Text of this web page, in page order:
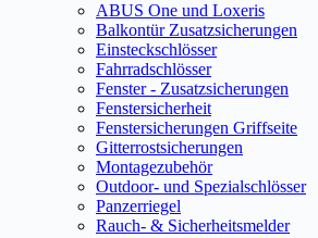
ABUS One und Loxeris
Balkontür Zusatzsicherungen
Einsteckschlösser
Fahrradschlösser
Fenster - Zusatzsicherungen
Fenstersicherheit
Fenstersicherungen Griffseite
Gitterrostsicherungen
Montagezubehör
Outdoor- und Spezialschlösser
Panzerriegel
Rauch- & Sicherheitsmelder